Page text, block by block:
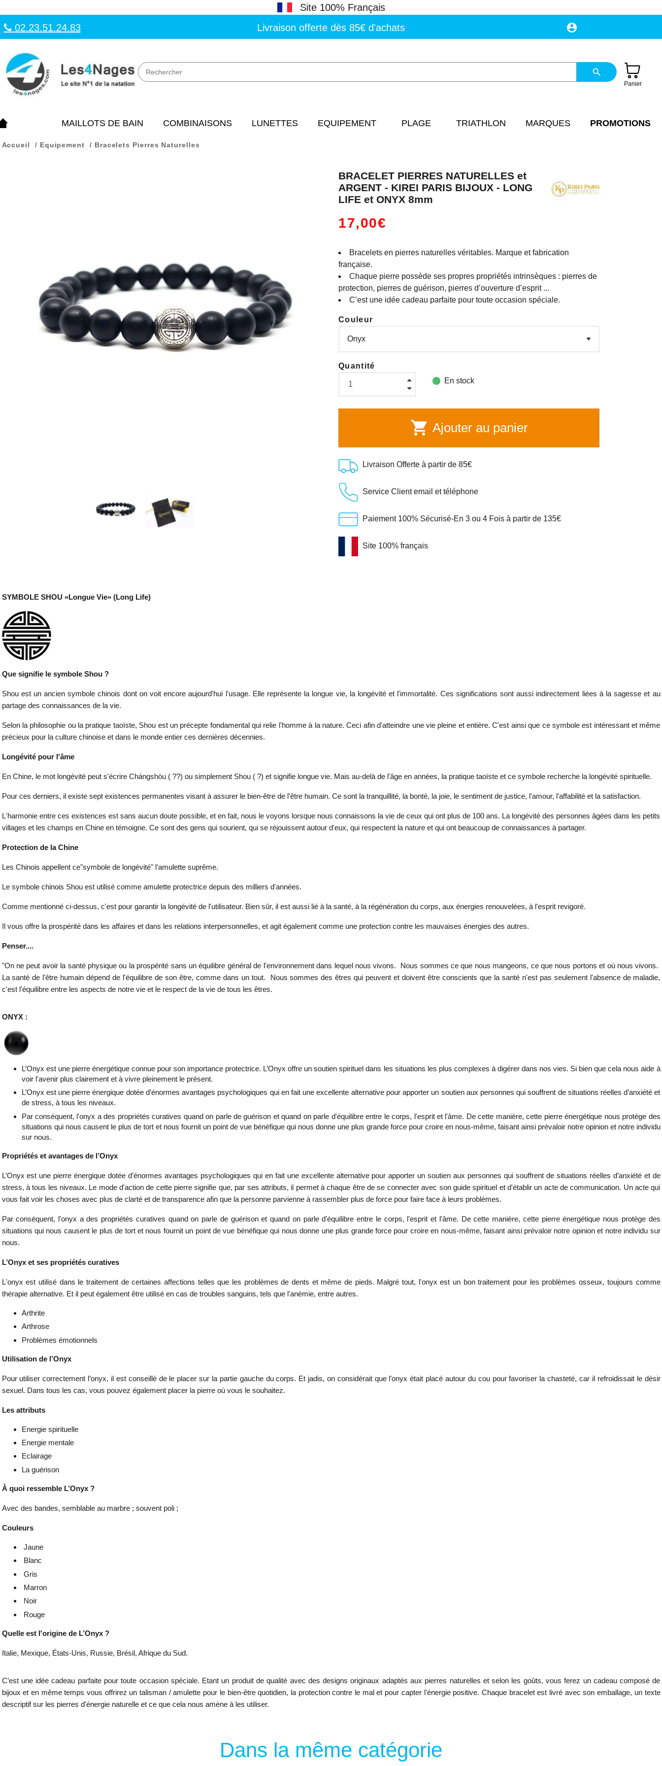
Site 100% Français
02.23.51.24.83
Livraison offerte dès 85€ d'achats account_circle
search
Panier
MAILLOTS DE BAIN COMBINAISONS LUNETTES EQUIPEMENT PLAGE TRIATHLON MARQUES PROMOTIONS
Accueil Equipement Bracelets Pierres Naturelles
BRACELET PIERRES NATURELLES et
ARGENT - KIREI PARIS BIJOUX - LONG
LIFE et ONYX 8mm
17,00€
Bracelets en pierres naturelles véritables. Marque et fabrication
française.
Chaque pierre possède ses propres propriétés intrinsèques : pierres de
protection, pierres de guérison, pierres d’ouverture d’esprit ...
C’est une idée cadeau parfaite pour toute occasion spéciale.
Couleur
Quantité
 En stock
shopping_cart Ajouter au panier
Livraison Offerte à partir de 85€
Service Client email et téléphone
Paiement 100% Sécurisé-En 3 ou 4 Fois à partir de 135€
Site 100% français
SYMBOLE SHOU «Longue Vie» (Long Life)
Que signifie le symbole Shou ?
Shou est un ancien symbole chinois dont on voit encore aujourd'hui l'usage. Elle représente la longue vie, la longévité et l'immortalité. Ces significations sont aussi indirectement liées à la sagesse et au
partage des connaissances de la vie.
Selon la philosophie ou la pratique taoïste, Shou est un précepte fondamental qui relie l'homme à la nature. Ceci afin d'atteindre une vie pleine et entière. C'est ainsi que ce symbole est intéressant et même
précieux pour la culture chinoise et dans le monde entier ces dernières décennies.
Longévité pour l'âme
En Chine, le mot longévité peut s'écrire Chángshòu ( ??) ou simplement Shou ( ?) et signifie longue vie. Mais au-delà de l'âge en années, la pratique taoïste et ce symbole recherche la longévité spirituelle.
Pour ces derniers, il existe sept existences permanentes visant à assurer le bien-être de l'être humain. Ce sont la tranquillité, la bonté, la joie, le sentiment de justice, l'amour, l'affabilité et la satisfaction.
L'harmonie entre ces existences est sans aucun doute possible, et en fait, nous le voyons lorsque nous connaissons la vie de ceux qui ont plus de 100 ans. La longévité des personnes âgées dans les petits
villages et les champs en Chine en témoigne. Ce sont des gens qui sourient, qui se réjouissent autour d'eux, qui respectent la nature et qui ont beaucoup de connaissances à partager.
Protection de la Chine
Les Chinois appellent ce"symbole de longévité" l'amulette suprême.
Le symbole chinois Shou est utilisé comme amulette protectrice depuis des milliers d'années.
Comme mentionné ci-dessus, c'est pour garantir la longévité de l'utilisateur. Bien sûr, il est aussi lié à la santé, à la régénération du corps, aux énergies renouvelées, à l'esprit revigoré.
Il vous offre la prospérité dans les affaires et dans les relations interpersonnelles, et agit également comme une protection contre les mauvaises énergies des autres.
Penser....
"On ne peut avoir la santé physique ou la prospérité sans un équilibre général de l'environnement dans lequel nous vivons. Nous sommes ce que nous mangeons, ce que nous portons et où nous vivons.
La santé de l'être humain dépend de l'équilibre de son être, comme dans un tout. Nous sommes des êtres qui peuvent et doivent être conscients que la santé n'est pas seulement l'absence de maladie,
c'est l'équilibre entre les aspects de notre vie et le respect de la vie de tous les êtres.
ONYX :
L’Onyx est une pierre énergétique connue pour son importance protectrice. L’Onyx offre un soutien spirituel dans les situations les plus complexes à digérer dans nos vies. Si bien que cela nous aide à
voir l'avenir plus clairement et à vivre pleinement le présent.
L’Onyx est une pierre énergique dotée d’énormes avantages psychologiques qui en fait une excellente alternative pour apporter un soutien aux personnes qui souffrent de situations réelles d’anxiété et
de stress, à tous les niveaux.
Par conséquent, l'onyx a des propriétés curatives quand on parle de guérison et quand on parle d'équilibre entre le corps, l'esprit et l'âme. De cette manière, cette pierre énergétique nous protège des
situations qui nous causent le plus de tort et nous fournit un point de vue bénéfique qui nous donne une plus grande force pour croire en nous-même, faisant ainsi prévaloir notre opinion et notre individu
sur nous.
Propriétés et avantages de l’Onyx
L’Onyx est une pierre énergique dotée d’énormes avantages psychologiques qui en fait une excellente alternative pour apporter un soutien aux personnes qui souffrent de situations réelles d’anxiété et de
stress, à tous les niveaux. Le mode d'action de cette pierre signifie que, par ses attributs, il permet à chaque être de se connecter avec son guide spirituel et d'établir un acte de communication. Un acte qui
vous fait voir les choses avec plus de clarté et de transparence afin que la personne parvienne à rassembler plus de force pour faire face à leurs problèmes.
Par conséquent, l'onyx a des propriétés curatives quand on parle de guérison et quand on parle d'équilibre entre le corps, l'esprit et l'âme. De cette manière, cette pierre énergétique nous protège des
situations qui nous causent le plus de tort et nous fournit un point de vue bénéfique qui nous donne une plus grande force pour croire en nous-même, faisant ainsi prévaloir notre opinion et notre individu sur
nous.
L’Onyx et ses propriétés curatives
L'onyx est utilisé dans le traitement de certaines affections telles que les problèmes de dents et même de pieds. Malgré tout, l'onyx est un bon traitement pour les problèmes osseux, toujours comme
thérapie alternative. Et il peut également être utilisé en cas de troubles sanguins, tels que l'anémie, entre autres.
Arthrite
Arthrose
Problèmes émotionnels
Utilisation de l’Onyx
Pour utiliser correctement l’onyx, il est conseillé de le placer sur la partie gauche du corps. Et jadis, on considérait que l’onyx était placé autour du cou pour favoriser la chasteté, car il refroidissait le désir
sexuel. Dans tous les cas, vous pouvez également placer la pierre où vous le souhaitez.
Les attributs
Energie spirituelle
Energie mentale
Eclairage
La guérison
À quoi ressemble L’Onyx ?
Avec des bandes, semblable au marbre ; souvent poli ;
Couleurs
Jaune
Blanc
Gris
Marron
Noir
Rouge
Quelle est l'origine de L’Onyx ?
Italie, Mexique, États-Unis, Russie, Brésil, Afrique du Sud.
C’est une idée cadeau parfaite pour toute occasion spéciale. Etant un produit de qualité avec des designs originaux adaptés aux pierres naturelles et selon les goûts, vous ferez un cadeau composé de
bijoux et en même temps vous offrirez un talisman / amulette pour le bien-être quotidien, la protection contre le mal et pour capter l'énergie positive. Chaque bracelet est livré avec son emballage, un texte
descriptif sur les pierres d'énergie naturelle et ce que cela nous amène à les utiliser.
Dans la même catégorie